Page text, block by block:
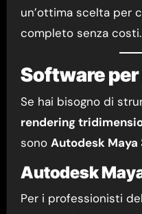
un’ottima scelta per
completo senza costi.
Software
Se hai bisogno di
rendering
sono Autodesk Maya
Autodesk
Per i professionisti